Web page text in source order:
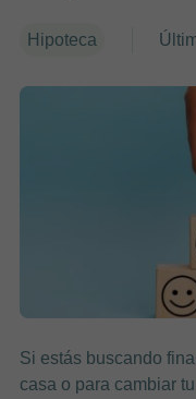
Hipoteca
Si estás buscando
casa o para cambiar